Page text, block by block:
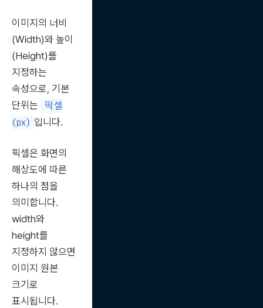
이미지의 너비
(Width)와 높이
(Height)를
지정하는
속성으로, 기본
단위는
픽셀
(px) 입니다.
픽셀은 화면의
해상도에 따른
하나의 점을
의미합니다.
width와
height를
지정하지 않으면
이미지 원본
크기로
표시됩니다.